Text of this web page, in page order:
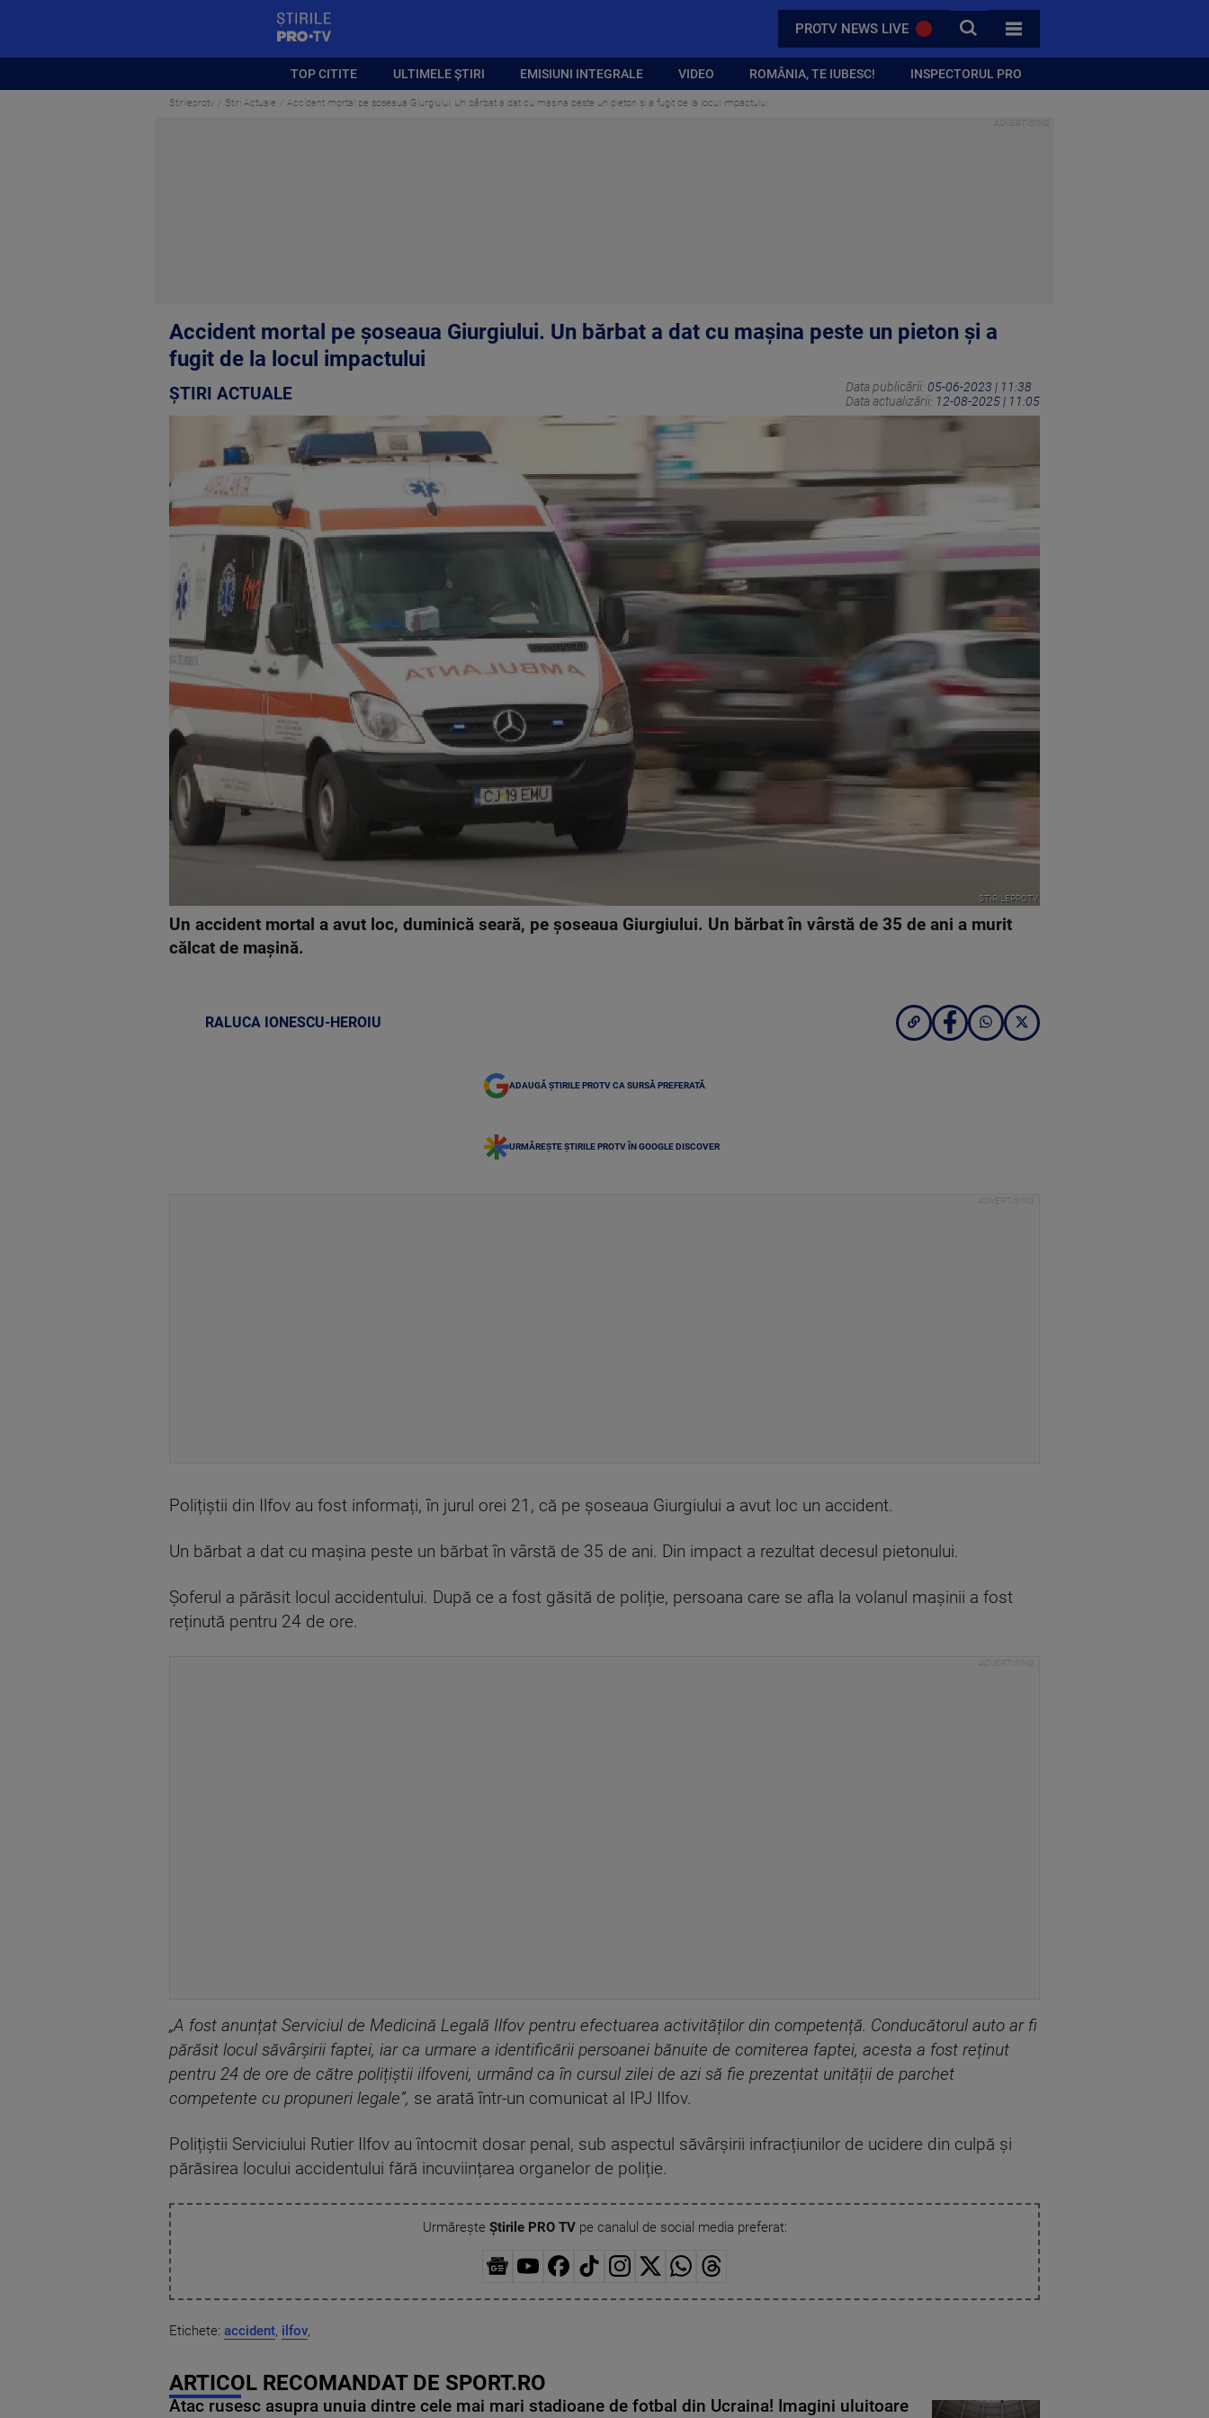
PROTV NEWS LIVE CAUTA
TOATE CATEGORIILE
TOP CITITE ULTIMELE ȘTIRI EMISIUNI INTEGRALE VIDEO ROMÂNIA, TE IUBESC! INSPECTORUL PRO
Stirileprotv Știri Actuale Accident mortal pe șoseaua Giurgiului. Un bărbat a dat cu mașina peste un pieton și a fugit de la locul impactului
Accident mortal pe șoseaua Giurgiului. Un bărbat a dat cu mașina peste un pieton și a
fugit de la locul impactului
ȘTIRI ACTUALE Data publicării: 05-06-2023 | 11:38
Data actualizării: 12-08-2025 | 11:05
STIRILEPROTV
Un accident mortal a avut loc, duminică seară, pe șoseaua Giurgiului. Un bărbat în vârstă de 35 de ani a murit
călcat de mașină.
RALUCA IONESCU-HEROIU
ADAUGĂ ȘTIRILE PROTV CA SURSĂ PREFERATĂ
URMĂREȘTE ȘTIRILE PROTV ÎN GOOGLE DISCOVER
Polițiștii din Ilfov au fost informați, în jurul orei 21, că pe șoseaua Giurgiului a avut loc un accident.
Un bărbat a dat cu mașina peste un bărbat în vârstă de 35 de ani. Din impact a rezultat decesul pietonului.
Șoferul a părăsit locul accidentului. După ce a fost găsită de poliție, persoana care se afla la volanul mașinii a fost
reținută pentru 24 de ore.
„A fost anunțat Serviciul de Medicină Legală Ilfov pentru efectuarea activităților din competență. Conducătorul auto ar fi
părăsit locul săvârșirii faptei, iar ca urmare a identificării persoanei bănuite de comiterea faptei, acesta a fost reținut
pentru 24 de ore de către polițiștii ilfoveni, urmând ca în cursul zilei de azi să fie prezentat unității de parchet
competente cu propuneri legale”, se arată într-un comunicat al IPJ Ilfov.
Polițiștii Serviciului Rutier Ilfov au întocmit dosar penal, sub aspectul săvârșirii infracțiunilor de ucidere din culpă și
părăsirea locului accidentului fără incuviințarea organelor de poliție.
Urmărește Știrile PRO TVpe canalul de social media preferat:
Etichete: accident, ilfov,
ARTICOL RECOMANDAT DE SPORT.RO
Atac rusesc asupra unuia dintre cele mai mari stadioane de fotbal din Ucraina! Imagini uluitoare